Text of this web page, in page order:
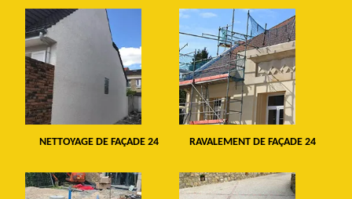
NETTOYAGE DE FAÇADE 24 RAVALEMENT DE FAÇADE 24